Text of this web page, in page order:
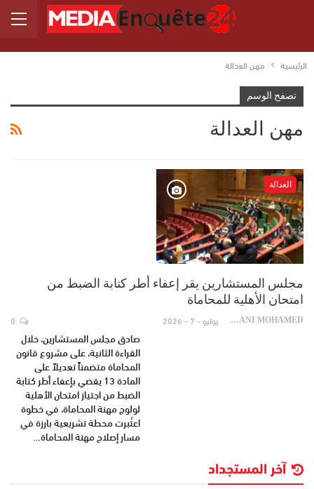
الرئيسية مهن العدالة
تصفح الوسم
مهن العدالة
العدالة
مجلس المستشارين يقر إعفاء أطر كتابة الضبط من
امتحان الأهلية للمحاماة
AYDANI MOHAMED يوليو - 7 - 2026
صادق مجلس المستشارين، خلال
القراءة الثانية، على مشروع قانون
المحاماة متضمناً تعديلاً على
المادة 13 يقضي بإعفاء أطر كتابة
الضبط من اجتياز امتحان الأهلية
لولوج مهنة المحاماة، في خطوة
اعتُبرت محطة تشريعية بارزة في
مسار إصلاح مهنة المحاماة…
آخر المستجداد